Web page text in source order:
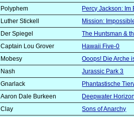
Polyphem
Percy Jackson: Im
Luther Stickell
Mission:
Der Spiegel
The Huntsman &
Captain Lou Grover
Hawaii Five-0
Mobesy
Ooops! Die Arche
Nash
Jurassic Park 3
Gnarlack
Phantastische
Aaron Dale Burkeen
Deepwater
Clay
Sons of Anarchy